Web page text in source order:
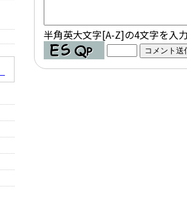
半角英大文字[A-Z]の4文字を入